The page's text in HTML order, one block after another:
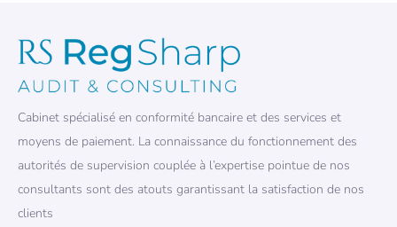
Cabinet spécialisé en conformité bancaire et des services et
moyens de paiement. La connaissance du fonctionnement des
autorités de supervision couplée à l’expertise pointue de nos
consultants sont des atouts garantissant la satisfaction de nos
clients